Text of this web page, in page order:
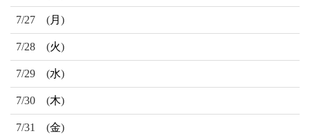
7/27 (月 )
7/28 (火)
7/29 (水)
7/30 (木)
7/31 (金)